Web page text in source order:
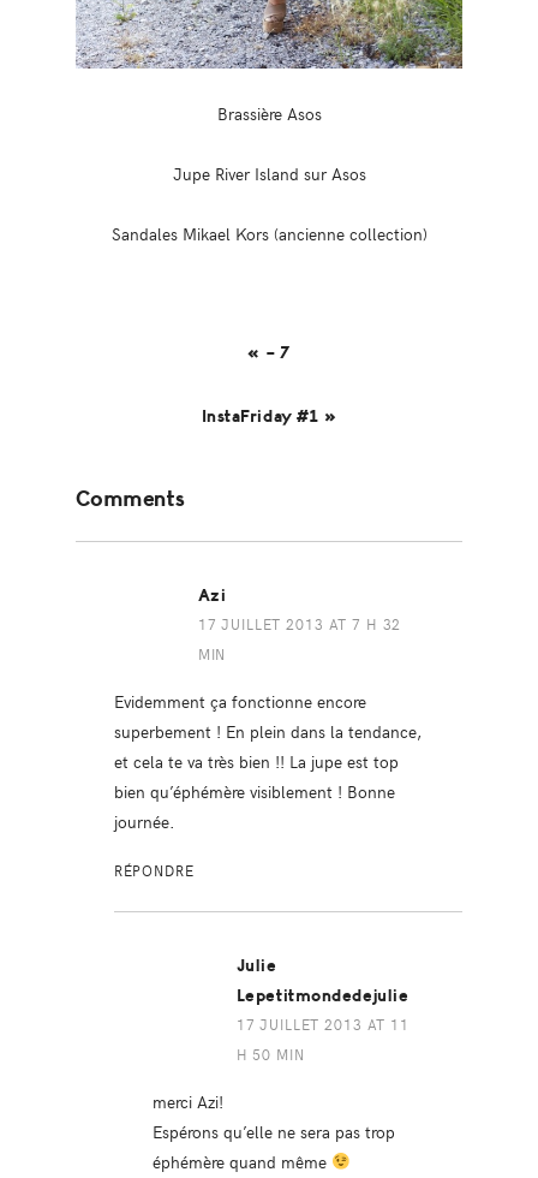
Brassière Asos
Jupe River Island sur Asos
Sandales Mikael Kors (ancienne collection)
« – 7
InstaFriday #1 »
Interactions
Comments
Azi
17 JUILLET 2013 AT 7 H 32
MIN
Evidemment ça fonctionne encore
superbement ! En plein dans la tendance,
et cela te va très bien !! La jupe est top
bien qu’éphémère visiblement ! Bonne
journée.
RÉPONDRE
Julie
Lepetitmondedejulie
17 JUILLET 2013 AT 11
H 50 MIN
merci Azi!
Espérons qu’elle ne sera pas trop
éphémère quand même